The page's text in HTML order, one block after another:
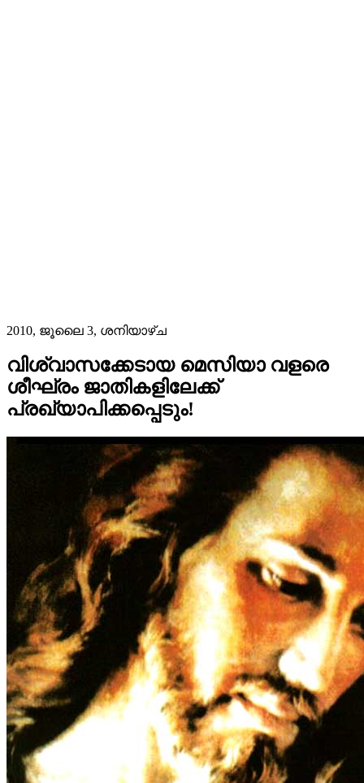
2010, ജൂലൈ 3, ശനിയാഴ്‌ച
വിശ്വാസക്കേടായ മെസിയാ വളരെ
ശീഘ്രം ജാതികളിലേക്ക്
പ്രഖ്യാപിക്കപ്പെടും!